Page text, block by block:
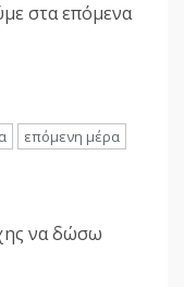
στα επόμενα
επόμενη μέρα
να δώσω